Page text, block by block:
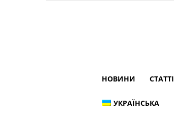
НОВИНИ СТАТТІ
УКРАЇНСЬКА